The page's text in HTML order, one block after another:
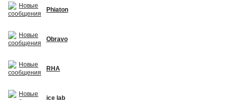
Phiaton
Obravo
RHA
ice lab